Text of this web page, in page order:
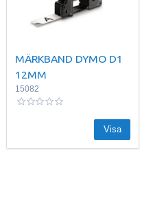
MÄRKBAND DYMO D1
12MM
15082
Visa